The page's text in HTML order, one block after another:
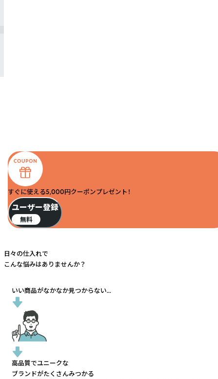
すぐに使える5,000円クーポンプレゼント！
ユーザー登録
無料
日々の仕入れで
こんな悩みはありませんか？
いい商品がなかなか見つからない...
高品質でユニークな
ブランドがたくさんみつかる